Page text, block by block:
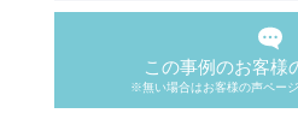
この事例のお客様
※無い場合はお客様の声ペー